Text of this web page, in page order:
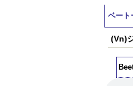
ベート
(Vn)